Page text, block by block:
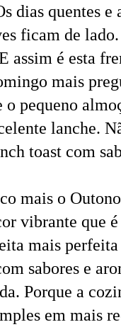
dias quentes
ficam de
assim é esta
mais
o pequeno
lanche.
toast com
mais o
vibrante que
mais
sabores e
Porque a
em mais